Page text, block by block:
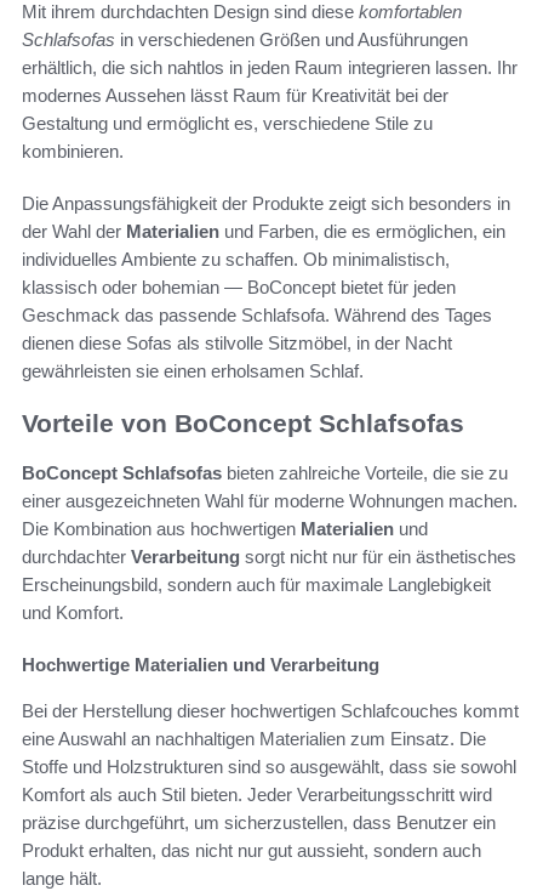
Mit ihrem durchdachten Design sind diese komfortablen
Schlafsofas in verschiedenen Größen und Ausführungen
erhältlich, die sich nahtlos in jeden Raum integrieren lassen. Ihr
modernes Aussehen lässt Raum für Kreativität bei der
Gestaltung und ermöglicht es, verschiedene Stile zu
kombinieren.
Die Anpassungsfähigkeit der Produkte zeigt sich besonders in
der Wahl der Materialien und Farben, die es ermöglichen, ein
individuelles Ambiente zu schaffen. Ob minimalistisch,
klassisch oder bohemian — BoConcept bietet für jeden
Geschmack das passende Schlafsofa. Während des Tages
dienen diese Sofas als stilvolle Sitzmöbel, in der Nacht
gewährleisten sie einen erholsamen Schlaf.
Vorteile von BoConcept Schlafsofas
BoConcept Schlafsofas bieten zahlreiche Vorteile, die sie zu
einer ausgezeichneten Wahl für moderne Wohnungen machen.
Die Kombination aus hochwertigen Materialien und
durchdachter Verarbeitung sorgt nicht nur für ein ästhetisches
Erscheinungsbild, sondern auch für maximale Langlebigkeit
und Komfort.
Hochwertige Materialien und Verarbeitung
Bei der Herstellung dieser hochwertigen Schlafcouches kommt
eine Auswahl an nachhaltigen Materialien zum Einsatz. Die
Stoffe und Holzstrukturen sind so ausgewählt, dass sie sowohl
Komfort als auch Stil bieten. Jeder Verarbeitungsschritt wird
präzise durchgeführt, um sicherzustellen, dass Benutzer ein
Produkt erhalten, das nicht nur gut aussieht, sondern auch
lange hält.